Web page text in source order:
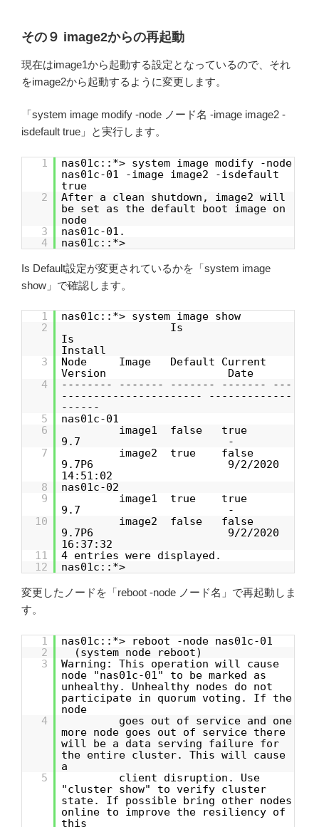
その９ image2からの再起動
現在はimage1から起動する設定となっているので、それ
をimage2から起動するように変更します。
「system image modify -node ノード名 -image image2 -
isdefault true」と実行します。
1
nas01c::*> system image modify -node
nas01c-01 -image image2 -isdefault
true
2
After a clean shutdown, image2 will
be set as the default boot image on
node
3
nas01c-01.
4
nas01c::*>
Is Default設定が変更されているかを「system image
show」で確認します。
1
nas01c::*> system image show
2
Is
Is
Install
3
Node Image Default Current
Version Date
4
-------- ------- ------- ------- ---
---------------------- -------------
------
5
nas01c-01
6
image1 false true
9.7 -
7
image2 true false
9.7P6 9/2/2020
14:51:02
8
nas01c-02
9
image1 true true
9.7 -
10
image2 false false
9.7P6 9/2/2020
16:37:32
11
4 entries were displayed.
12
nas01c::*>
変更したノードを「reboot -node ノード名」で再起動しま
す。
1
nas01c::*> reboot -node nas01c-01
2
(system node reboot)
3
Warning: This operation will cause
node "nas01c-01" to be marked as
unhealthy. Unhealthy nodes do not
participate in quorum voting. If the
node
4
goes out of service and one
more node goes out of service there
will be a data serving failure for
the entire cluster. This will cause
a
5
client disruption. Use
"cluster show" to verify cluster
state. If possible bring other nodes
online to improve the resiliency of
this